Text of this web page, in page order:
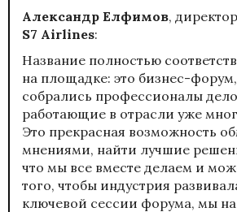
Александр Елфимов,
S7 Airlines:
Название полностью
на площадке: это бизнес-
собрались профессионалы
работающие в отрасли уже
Это прекрасная возможность
мнениями, найти лучшие
что мы все вместе делаем и
того, чтобы индустрия
ключевой сессии форума, мы